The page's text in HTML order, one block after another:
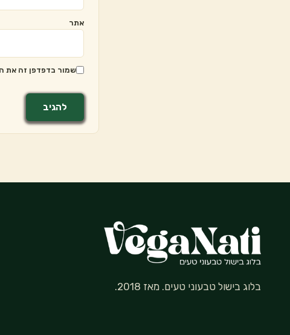
אתר
שמור בדפדפן זה את
בלוג בישול טבעוני טעים. מאז 2018.